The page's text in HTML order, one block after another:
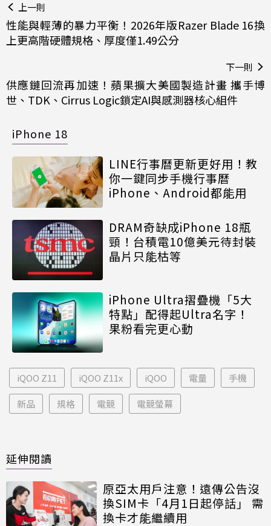
上一則
性能與輕薄的暴力平衡！2026年版Razer Blade 16換
上更高階硬體規格、厚度僅1.49公分
下一則
供應鏈回流再加速！蘋果擴大美國製造計畫 攜手博
世、TDK、Cirrus Logic鎖定AI與感測器核心組件
iPhone 18
LINE行事曆更新更好用！教
你一鍵同步手機行事曆
iPhone、Android都能用
DRAM奇缺成iPhone 18瓶
頸！台積電10億美元待封裝
晶片只能枯等
iPhone Ultra摺疊機「5大
特點」配得起Ultra名字！
果粉看完更心動
iQOO Z11 iQOO Z11x iQOO 電量 手機
新品 規格 電競 電競螢幕
延伸閱讀
原亞太用戶注意！遠傳公告沒
換SIM卡「4月1日起停話」 需
換卡才能繼續用